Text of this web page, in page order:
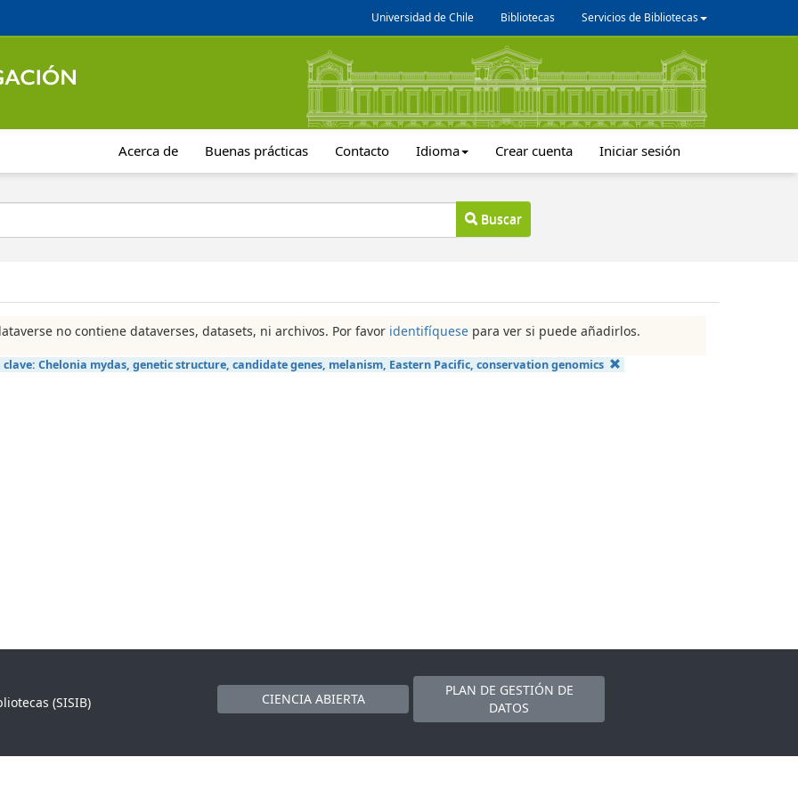
Universidad de Chile Bibliotecas Servicios de Bibliotecas
Acerca de Buenas prácticas Contacto Idioma Crear cuenta Iniciar sesión
Buscar
no contiene dataverses, datasets, ni archivos. Por favor identifíquese para ver si puede añadirlos.
Chelonia mydas, genetic structure, candidate genes, melanism, Eastern Pacific, conservation genomics
(SISIB)
CIENCIA ABIERTA
PLAN DE GESTIÓN DE
DATOS